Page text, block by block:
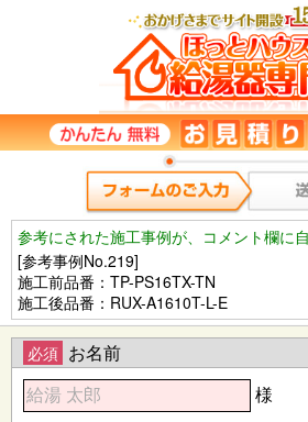
参考にされた施工事例が、コメント欄に
[参考事例No.219]
施工前品番：TP-PS16TX-TN
施工後品番：RUX-A1610T-L-E
必須 お名前
様